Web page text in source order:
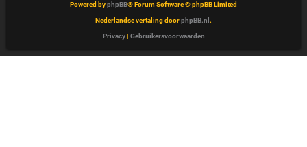
Powered byphpBB® Forum Software © phpBB Limited
Nederlandse vertaling doorphpBB.nl .
Privacy| Gebruikersvoorwaarden